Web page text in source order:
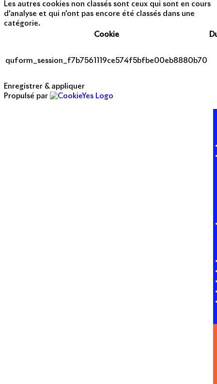
Les autres cookies non classés sont ceux qui sont en cours
d'analyse et qui n'ont pas encore été classés dans une
catégorie.
Cookie
quform_session_f7b7561119ce574f5bfbe00eb8880b70
Enregistrer & appliquer
Propulsé par